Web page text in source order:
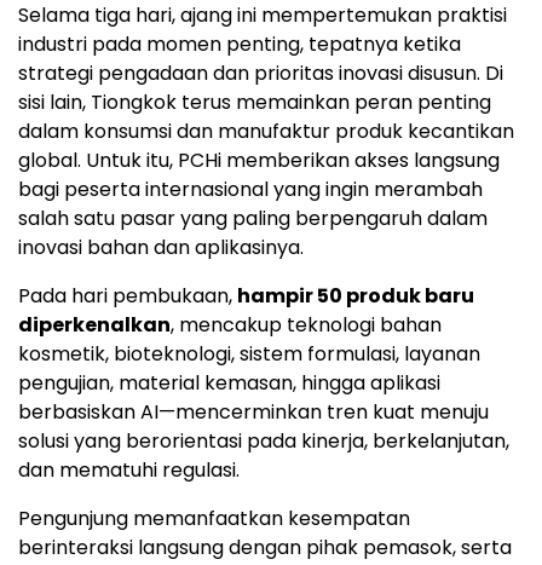
Selama tiga hari, ajang ini mempertemukan praktisi
industri pada momen penting, tepatnya ketika
strategi pengadaan dan prioritas inovasi disusun. Di
sisi lain, Tiongkok terus memainkan peran penting
dalam konsumsi dan manufaktur produk kecantikan
global. Untuk itu, PCHi memberikan akses langsung
bagi peserta internasional yang ingin merambah
salah satu pasar yang paling berpengaruh dalam
inovasi bahan dan aplikasinya.
Pada hari pembukaan, hampir 50 produk baru
diperkenalkan, mencakup teknologi bahan
kosmetik, bioteknologi, sistem formulasi, layanan
pengujian, material kemasan, hingga aplikasi
berbasiskan AI—mencerminkan tren kuat menuju
solusi yang berorientasi pada kinerja, berkelanjutan,
dan mematuhi regulasi.
Pengunjung memanfaatkan kesempatan
berinteraksi langsung dengan pihak pemasok, serta